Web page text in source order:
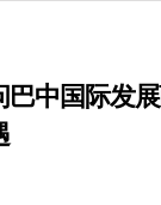
巴中国际发